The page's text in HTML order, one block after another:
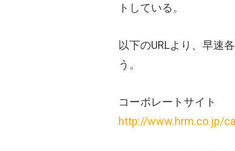
トしている。
以下のURLより、早速
う。
コーポレー
http://www.hrm.co.jp/